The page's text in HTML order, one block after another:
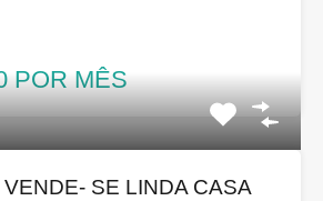
POR MÊS
SE LINDA CASA